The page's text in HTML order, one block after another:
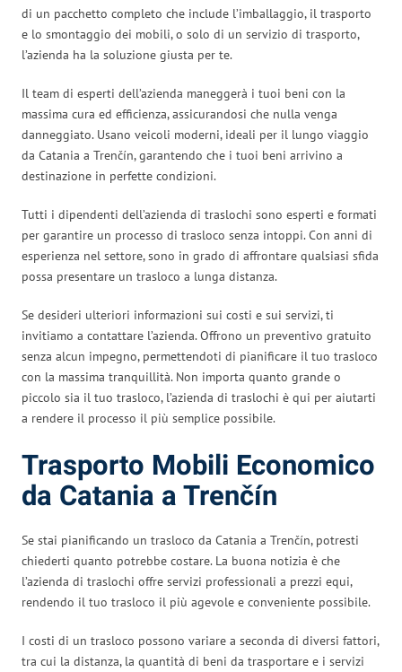
di un pacchetto completo che include l’imballaggio, il trasporto
e lo smontaggio dei mobili, o solo di un servizio di trasporto,
l’azienda ha la soluzione giusta per te.
Il team di esperti dell’azienda maneggerà i tuoi beni con la
massima cura ed efficienza, assicurandosi che nulla venga
danneggiato. Usano veicoli moderni, ideali per il lungo viaggio
da Catania a Trenčín, garantendo che i tuoi beni arrivino a
destinazione in perfette condizioni.
Tutti i dipendenti dell’azienda di traslochi sono esperti e formati
per garantire un processo di trasloco senza intoppi. Con anni di
esperienza nel settore, sono in grado di affrontare qualsiasi sfida
possa presentare un trasloco a lunga distanza.
Se desideri ulteriori informazioni sui costi e sui servizi, ti
invitiamo a contattare l’azienda. Offrono un preventivo gratuito
senza alcun impegno, permettendoti di pianificare il tuo trasloco
con la massima tranquillità. Non importa quanto grande o
piccolo sia il tuo trasloco, l’azienda di traslochi è qui per aiutarti
a rendere il processo il più semplice possibile.
Trasporto Mobili Economico
da Catania a Trenčín
Se stai pianificando un trasloco da Catania a Trenčín, potresti
chiederti quanto potrebbe costare. La buona notizia è che
l’azienda di traslochi offre servizi professionali a prezzi equi,
rendendo il tuo trasloco il più agevole e conveniente possibile.
I costi di un trasloco possono variare a seconda di diversi fattori,
tra cui la distanza, la quantità di beni da trasportare e i servizi